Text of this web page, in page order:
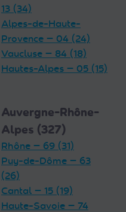
13 (34)
Alpes-de-Haute-
Provence — 04 (24)
Vaucluse — 84 (18)
Hautes-Alpes — 05 (15)
Auvergne-Rhône-
Alpes (327)
Rhône — 69 (31)
Puy-de-Dôme — 63
(26)
Cantal — 15 (19)
Haute-Savoie — 74